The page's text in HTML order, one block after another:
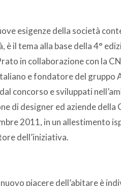
esigenze della società
il tema alla base della 4°
in collaborazione con la
e fondatore del gruppo
concorso e sviluppati
di designer ed aziende della
2011, in un allestimento
dell’iniziativa.
piacere dell’abitare è